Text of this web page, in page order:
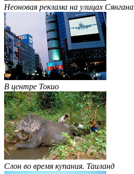
Неоновая реклама на улицах Сянгана
В центре Токио
Слон во время купания. Таиланд